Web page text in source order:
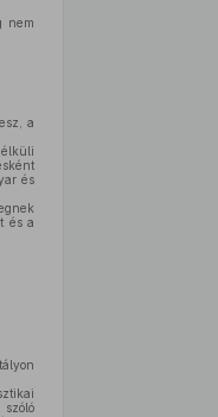
nem
a
és
és a